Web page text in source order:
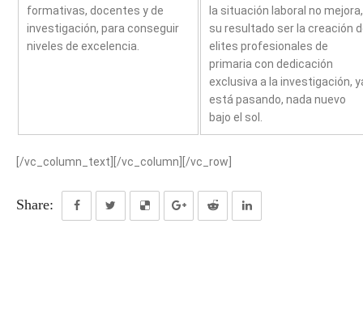
formativas, docentes y de
investigación, para conseguir
niveles de excelencia.
la situación laboral no mejora,
su resultado ser la creación
elites profesionales de
primaria con dedicación
exclusiva a la investigación,
está pasando, nada nuevo
bajo el sol.
[/vc_column_text][/vc_column][/vc_row]
Share: